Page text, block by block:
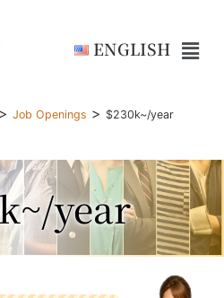
ENGLISH
> Job Openings > $230k~/year
year